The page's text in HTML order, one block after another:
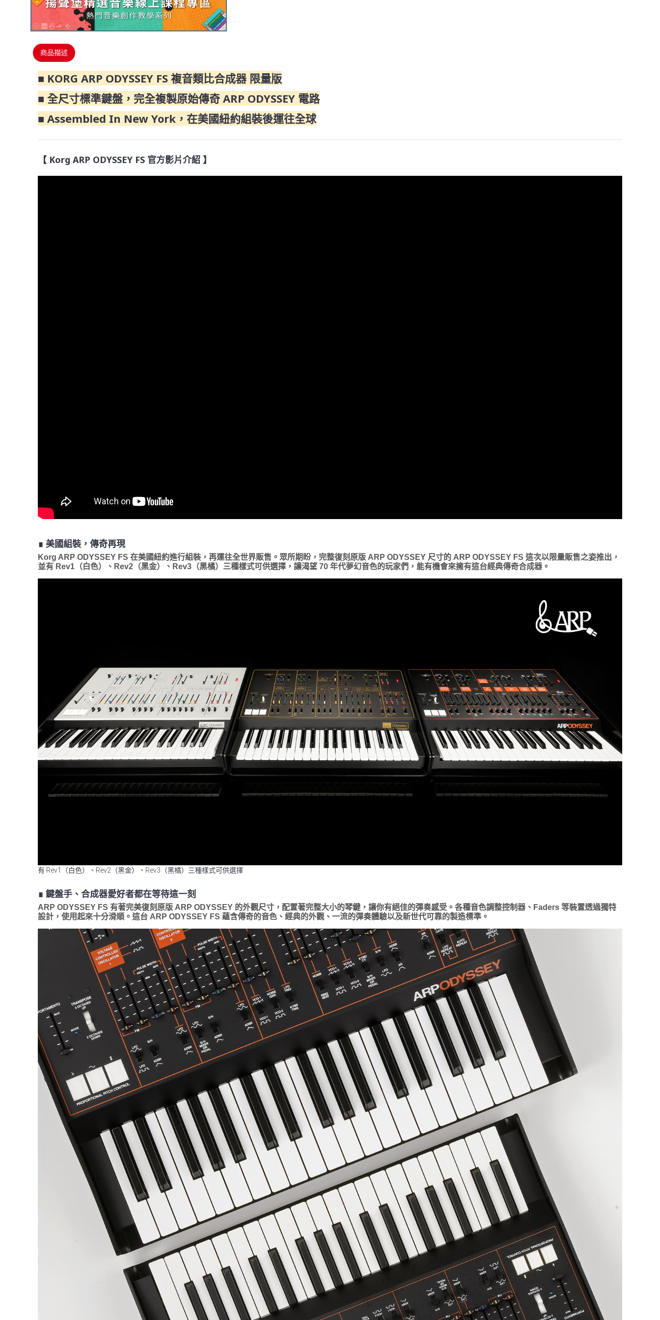
商品描述
■ KORG ARP ODYSSEY FS 複音類比合成器 限量版
■ 全尺寸標準鍵盤，完全複製原始傳奇 ARP ODYSSEY 電路
■ Assembled In New York，在美國紐約組裝後運往全球
【 Korg ARP ODYSSEY FS 官方影片介紹 】
∎ 美國組裝，傳奇再現
Korg ARP ODYSSEY FS 在美國紐約進行組裝，再運往全世界販售。眾所期盼，完整復刻原版 ARP ODYSSEY 尺寸的 ARP ODYSSEY FS 這次以限量販售之姿推出，
並有 Rev1（白色）、Rev2（黑金）、Rev3（黑橘）三種樣式可供選擇，讓渴望 70 年代夢幻音色的玩家們，能有機會來擁有這台經典傳奇合成器。
有 Rev1（白色）、Rev2（黑金）、Rev3（黑橘）三種樣式可供選擇
∎ 鍵盤手、合成器愛好者都在等待這一刻
ARP ODYSSEY FS 有著完美復刻原版 ARP ODYSSEY 的外觀尺寸，配置著完整大小的琴鍵，讓你有絕佳的彈奏感受。各種音色調整控制器、Faders 等裝置透過獨特
設計，使用起來十分滑順。這台 ARP ODYSSEY FS 蘊含傳奇的音色、經典的外觀、一流的彈奏體驗以及新世代可靠的製造標準。